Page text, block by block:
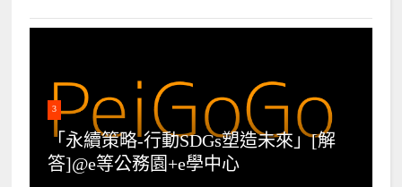
3
「永續策略-行動SDGs塑造未來」[解
答]@e等公務園+e學中心